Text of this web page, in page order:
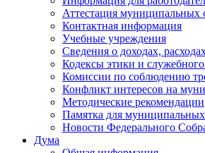
Аттестация муниципальных
Контактная информация
Учебные учреждения
Сведения о доходах,
Кодексы этики и
Комиссии по соблюдению
Конфликт интересов на
Методические рекомендации
Памятка для
Новости Федерального
Дума